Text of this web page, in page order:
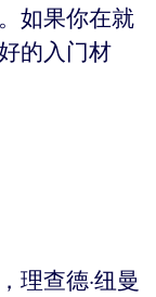
如果你在就
的入门材
理查德·纽曼